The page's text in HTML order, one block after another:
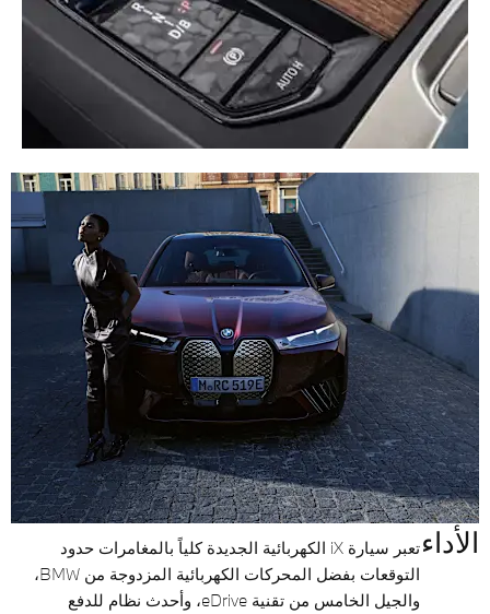
الأداء
تعبر سيارة iX الكهربائية الجديدة كلياً بالمغامرات حدود
التوقعات بفضل المحركات الكهربائية المزدوجة من BMW،
والجيل الخامس من تقنية eDrive، وأحدث نظام للدفع